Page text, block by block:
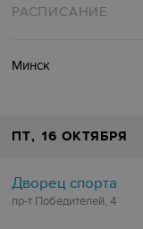
РАСПИСАНИЕ
Минск
ПТ, 16 ОКТЯБРЯ
Дворец спорта
пр-т Победителей, 4